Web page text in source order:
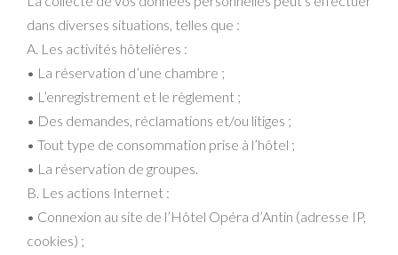
dans diverses situations, telles que :
A. Les activités hôtelières :
• La réservation d’une chambre ;
• L’enregistrement et le règlement ;
• Des demandes, réclamations et/ou litiges ;
• Tout type de consommation prise à l’hôtel ;
• La réservation de groupes.
B. Les actions Internet :
• Connexion au site de l’Hôtel Opéra d’Antin (adresse IP,
cookies) ;